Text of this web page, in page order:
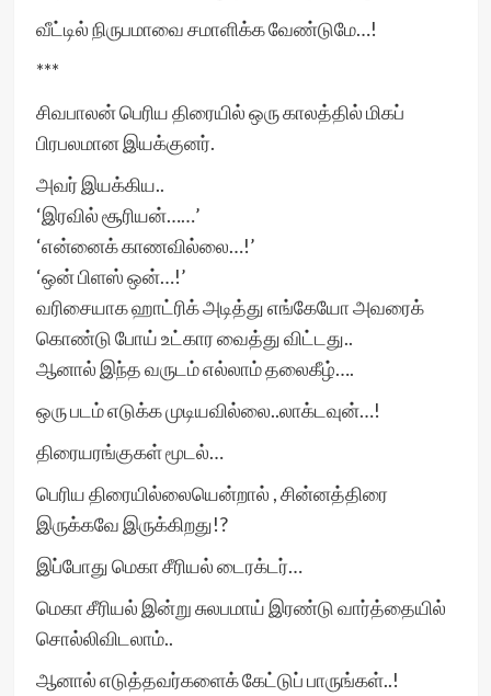
வீட்டில் நிருபமாவை சமாளிக்க வேண்டுமே…!
***
சிவபாலன் பெரிய திரையில் ஒரு காலத்தில் மிகப்
பிரபலமான இயக்குனர்.
அவர் இயக்கிய..
‘இரவில் சூரியன்……’
‘என்னைக் காணவில்லை…!’
‘ஒன் பிளஸ் ஒன்…!’
வரிசையாக ஹாட்ரிக் அடித்து எங்கேயோ அவரைக்
கொண்டு போய் உட்கார வைத்து விட்டது..
ஆனால் இந்த வருடம் எல்லாம் தலைகீழ்….
ஒரு படம் எடுக்க முடியவில்லை..லாக்டவுன்…!
திரையரங்குகள் மூடல்…
பெரிய திரையில்லையென்றால் , சின்னத்திரை
இருக்கவே இருக்கிறது!?
இப்போது மெகா சீரியல் டைரக்டர்…
மெகா சீரியல் இன்று சுலபமாய் இரண்டு வார்த்தையில்
சொல்லிவிடலாம்..
ஆனால் எடுத்தவர்களைக் கேட்டுப் பாருங்கள்..!